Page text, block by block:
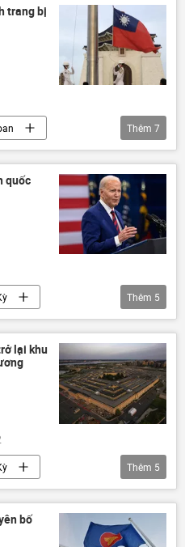
chấp lãnh thổ
trang bị
Nga
Thêm 7
quốc
ngân sách
Thêm 5
lại khu
Thêm 5
bố